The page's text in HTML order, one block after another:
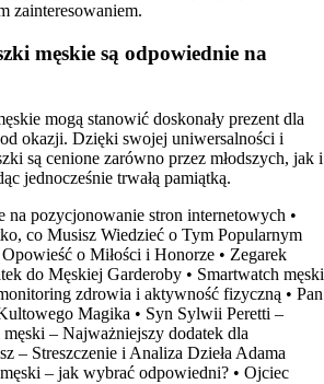
zainteresowaniem.
męskie są odpowiednie na
mogą stanowić doskonały prezent dla
okazji. Dzięki swojej uniwersalności i
są cenione zarówno przez młodszych, jak i
jednocześnie trwałą pamiątką.
na pozycjonowanie stron internetowych •
co Musisz Wiedzieć o Tym Popularnym
Opowieść o Miłości i Honorze • Zegarek
do Męskiej Garderoby • Smartwatch męski
zdrowia i aktywność fizyczną • Pan
Magika • Syn Sylwii Peretti –
– Najważniejszy dodatek dla
– Streszczenie i Analiza Dzieła Adama
– jak wybrać odpowiedni? • Ojciec